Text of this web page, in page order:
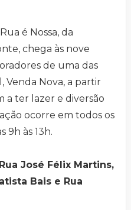
é Nossa, da
chega às nove
de uma das
Venda Nova, a partir
a ter lazer e diversão
ocorre em todos os
9h às 13h.
José Félix Martins,
Bais e Rua